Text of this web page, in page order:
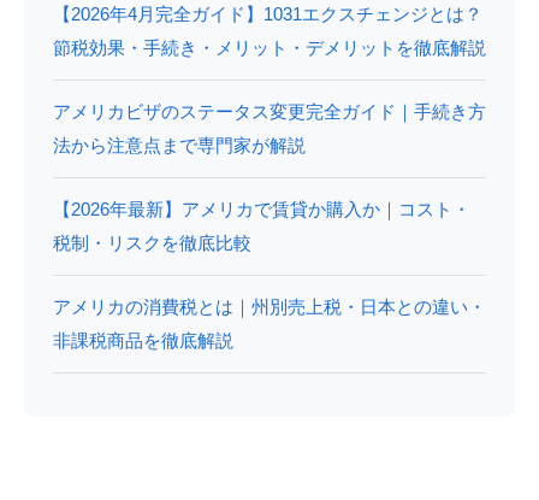
【2026年4月完全ガイド】1031エクスチェンジとは？
節税効果・手続き・メリット・デメリットを徹底解説
アメリカビザのステータス変更完全ガイド｜手続き方
法から注意点まで専門家が解説
【2026年最新】アメリカで賃貸か購入か｜コスト・
税制・リスクを徹底比較
アメリカの消費税とは｜州別売上税・日本との違い・
非課税商品を徹底解説